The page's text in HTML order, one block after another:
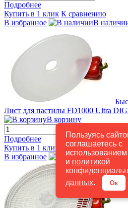
Пользуясь
соглашаетесь с
и политикой
данных. Ок
Подробнее
Купить в 1 клик К сравнению
В избранное
В
Лист для пастилы FD1000 Ultra
В корзину
Подробнее
Купить в 1 клик
К сравнению
В избранное
В